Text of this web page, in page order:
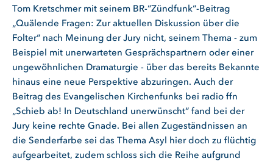
Tom Kretschmer mit seinem BR-“Zündfunk“-Beitrag
„Quälende Fragen: Zur aktuellen Diskussion über die
Folter“ nach Meinung der Jury nicht, seinem Thema - zum
Beispiel mit unerwarteten Gesprächspartnern oder einer
ungewöhnlichen Dramaturgie - über das bereits Bekannte
hinaus eine neue Perspektive abzuringen. Auch der
Beitrag des Evangelischen Kirchenfunks bei radio ffn
„Schieb ab! In Deutschland unerwünscht“ fand bei der
Jury keine rechte Gnade. Bei allen Zugeständnissen an
die Senderfarbe sei das Thema Asyl hier doch zu flüchtig
aufgearbeitet, zudem schloss sich die Reihe aufgrund